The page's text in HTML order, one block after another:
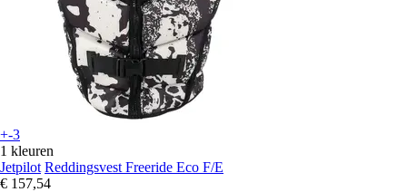
+-3
1 kleuren
Jetpilot Reddingsvest Freeride Eco F/E
€ 157,54